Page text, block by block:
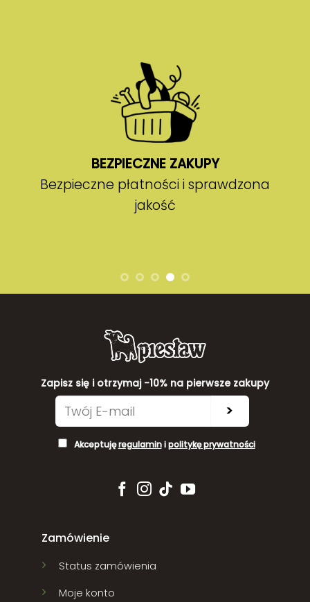
BEZPIECZNE ZAKUPY
Bezpieczne płatności i sprawdzona
jakość
Zapisz się i otrzymaj -10% na pierwsze zakupy
>
Akceptujęregulaminipolitykę prywatności
Zamówienie
Status zamówienia
Moje konto